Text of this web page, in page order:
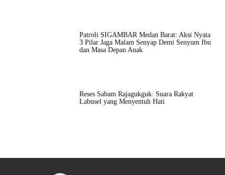
Patroli SIGAMBAR Medan Barat: Aksi Nyata
3 Pilar Jaga Malam Senyap Demi Senyum Ibu
dan Masa Depan Anak
Reses Sabam Rajagukguk: Suara Rakyat
Labusel yang Menyentuh Hati